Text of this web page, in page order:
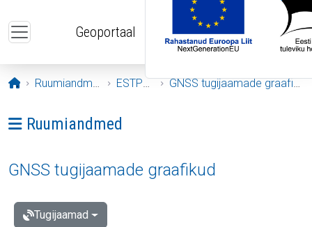
Geoportaal
Avaleht
Ruumiandmed ESTPOS GNSS tugijaamade graafikud
Ava menüü: Ruumiandmed
Ruumiandmed
GNSS tugijaamade graafikud
Tugijaamad